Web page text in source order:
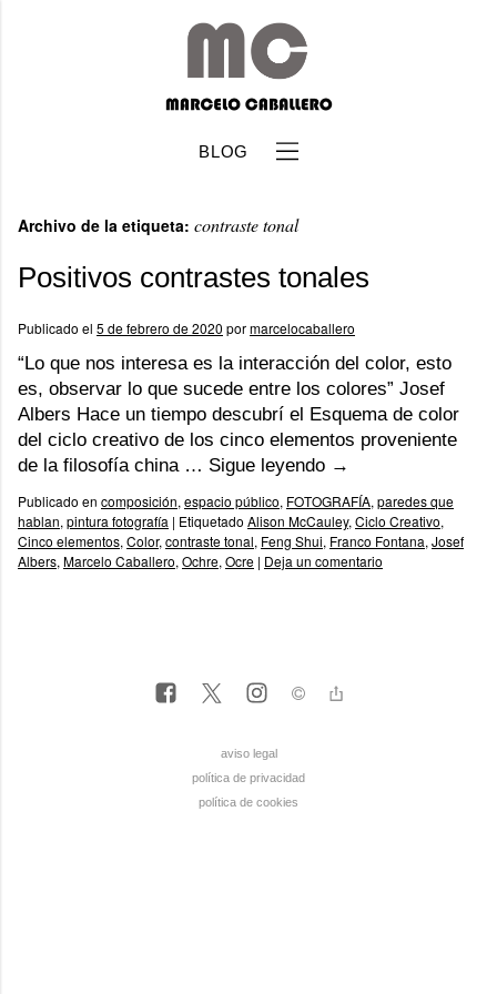
BLOG
Archivo de la etiqueta: contraste tonal
Positivos contrastes tonales
Publicado el 5 de febrero de 2020 pormarcelocaballero
“Lo que nos interesa es la interacción del color, esto
es, observar lo que sucede entre los colores” Josef
Albers Hace un tiempo descubrí el Esquema de color
del ciclo creativo de los cinco elementos proveniente
de la filosofía china … Sigue leyendo →
Publicado en composición, espacio público, FOTOGRAFÍA, paredes que
hablan, pintura fotografía | Etiquetado Alison McCauley, Ciclo Creativo,
Cinco elementos, Color, contraste tonal, Feng Shui, Franco Fontana, Josef
Albers, Marcelo Caballero, Ochre, Ocre | Deja un comentario
aviso legal
política de privacidad
política de cookies